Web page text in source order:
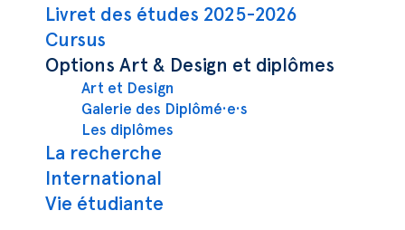
Navigation principale
Livret des études 2025-2026
Cursus
Options Art & Design et diplômes
Art et Design
Galerie des Diplômé·e·s
Les diplômes
La recherche
International
Vie étudiante